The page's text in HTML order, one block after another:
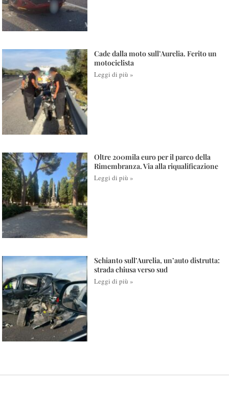
Cade dalla moto sull’Aurelia. Ferito un
motociclista
Leggi di più »
Oltre 200mila euro per il parco della
Rimembranza. Via alla riqualificazione
Leggi di più »
Schianto sull’Aurelia, un’auto distrutta:
strada chiusa verso sud
Leggi di più »